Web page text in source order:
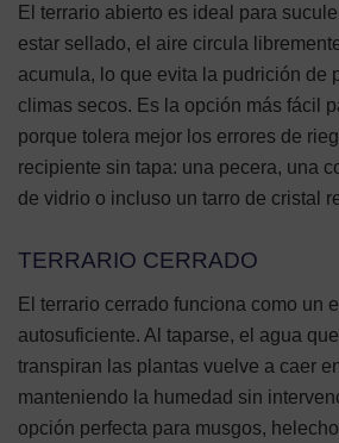
El terrario abierto es ideal para
estar sellado, el aire circula
acumula, lo que evita la pudrición de
climas secos. Es la opción más fácil
porque tolera mejor los errores de
recipiente sin tapa: una pecera, una
de vidrio o incluso un tarro de cristal
TERRARIO CERRADO
El terrario cerrado funciona como un
autosuficiente. Al taparse, el agua
transpiran las plantas vuelve a caer
manteniendo la humedad sin
opción perfecta para musgos,